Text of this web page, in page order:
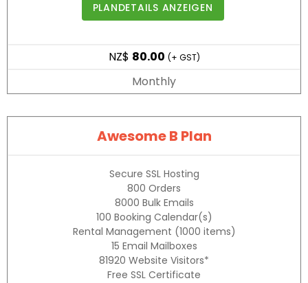
PLANDETAILS ANZEIGEN
NZ$ 80.00 (+ GST)
Monthly
Awesome B Plan
Secure SSL Hosting
800 Orders
8000 Bulk Emails
100 Booking Calendar(s)
Rental Management (1000 items)
15 Email Mailboxes
81920 Website Visitors*
Free SSL Certificate